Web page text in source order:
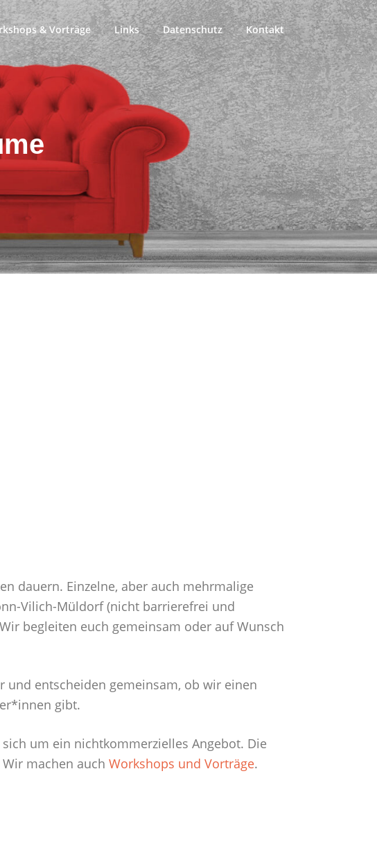
& Vorträge Links Datenschutz Kontakt
dauern. Einzelne, aber auch mehrmalige
Vilich-Müldorf (nicht barrierefrei und
begleiten euch gemeinsam oder auf Wunsch
und entscheiden gemeinsam, ob wir einen
gibt.
um ein nichtkommerzielles Angebot. Die
machen auch Workshops und Vorträge.